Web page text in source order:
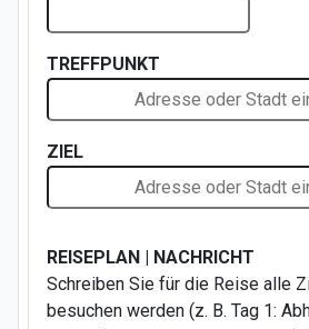
TREFFPUNKT
ZIEL
REISEPLAN | NACHRICHT
Schreiben Sie für die Reise alle
besuchen werden (z. B. Tag 1: